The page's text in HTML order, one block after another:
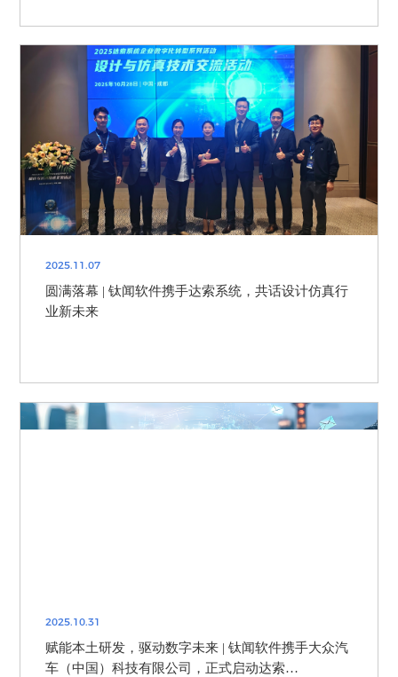
2025.11.07
圆满落幕 | 钛闻软件携手达索系统，共话设计仿真行
业新未来
2025.10.31
赋能本土研发，驱动数字未来 | 钛闻软件携手大众汽
车（中国）科技有限公司，正式启动达索